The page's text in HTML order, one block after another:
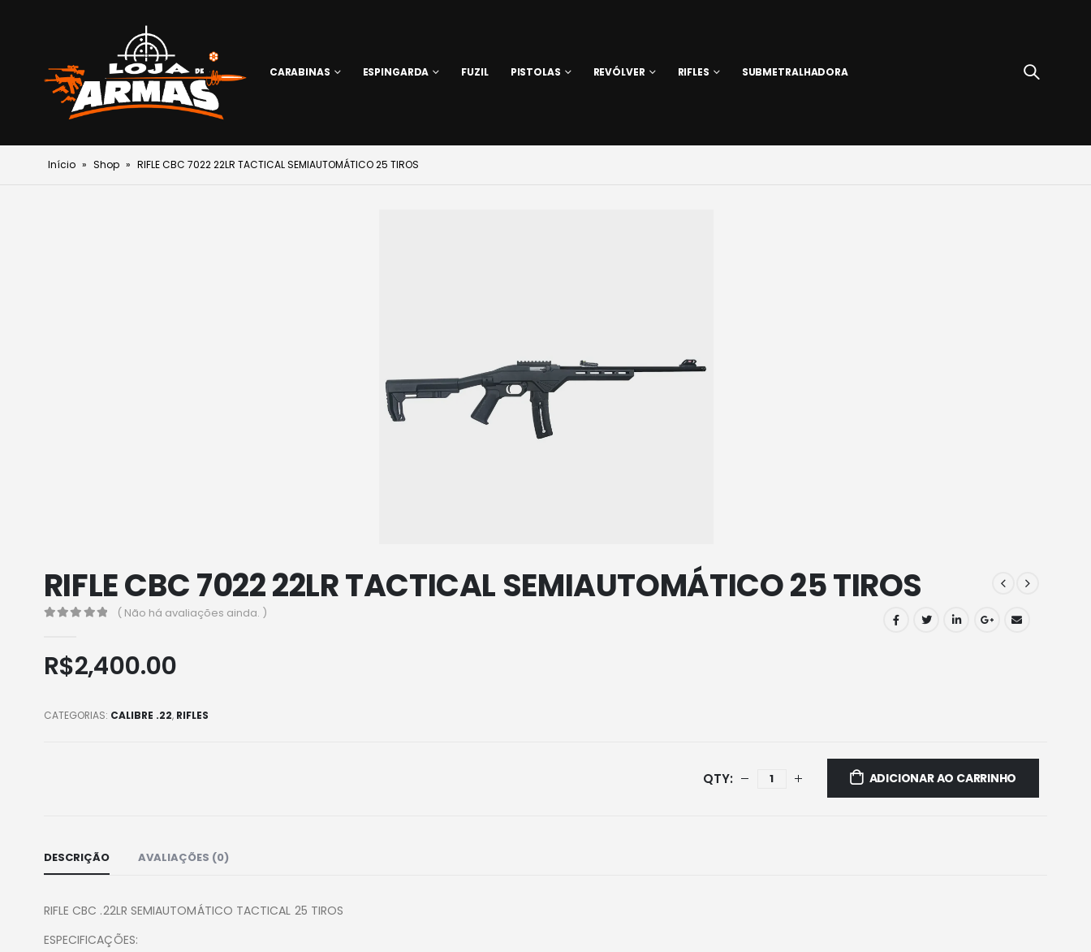
CARABINAS ESPINGARDA FUZIL PISTOLAS REVÓLVER RIFLES SUBMETRALHADORA
Início » Shop » RIFLE CBC 7022 22LR TACTICAL SEMIAUTOMÁTICO 25 TIROS
RIFLE CBC 7022 22LR TACTICAL SEMIAUTOMÁTICO 25 TIROS
( Não há avaliações ainda. )
R$2,400.00
CATEGORIAS: CALIBRE .22, RIFLES
ADICIONAR AO CARRINHO
DESCRIÇÃO AVALIAÇÕES (0)
RIFLE CBC .22LR SEMIAUTOMÁTICO TACTICAL 25 TIROS
ESPECIFICAÇÕES: